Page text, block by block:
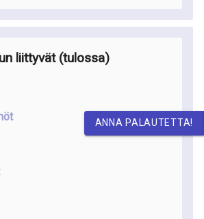
liittyvät(tulossa)
ANNA PALAUTETTA!